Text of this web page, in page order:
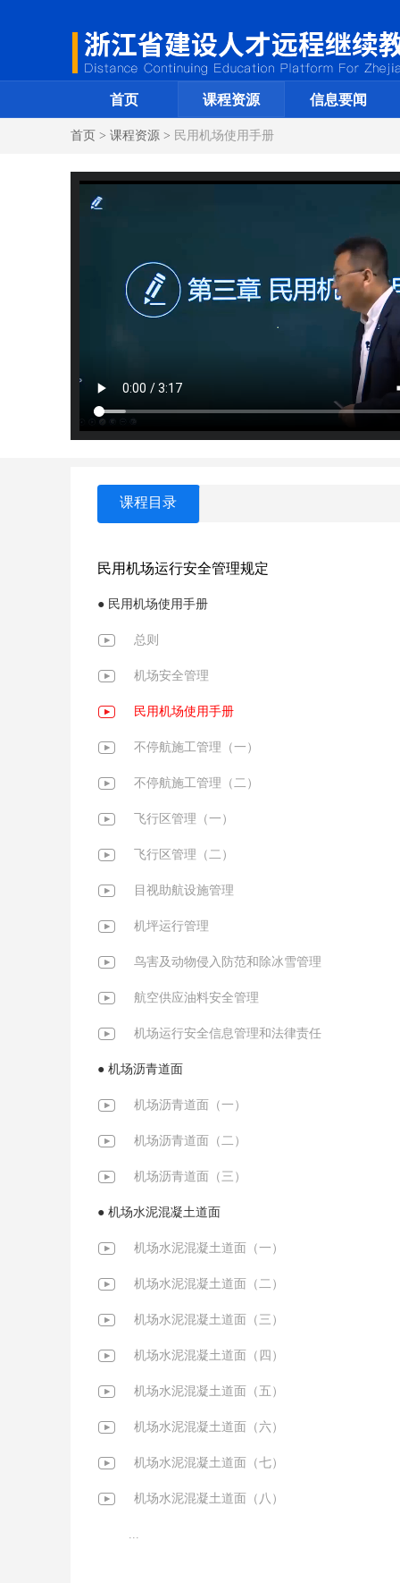
首页 课程资源 信息要闻
首页 > 课程资源 > 民用机场使用手册
课程目录
民用机场运行安全管理规定
● 民用机场使用手册
总则
机场安全管理
民用机场使用手册
不停航施工管理（一）
不停航施工管理（二）
飞行区管理（一）
飞行区管理（二）
目视助航设施管理
机坪运行管理
鸟害及动物侵入防范和除冰雪管理
航空供应油料安全管理
机场运行安全信息管理和法律责任
● 机场沥青道面
机场沥青道面（一）
机场沥青道面（二）
机场沥青道面（三）
● 机场水泥混凝土道面
机场水泥混凝土道面（一）
机场水泥混凝土道面（二）
机场水泥混凝土道面（三）
机场水泥混凝土道面（四）
机场水泥混凝土道面（五）
机场水泥混凝土道面（六）
机场水泥混凝土道面（七）
机场水泥混凝土道面（八）
...